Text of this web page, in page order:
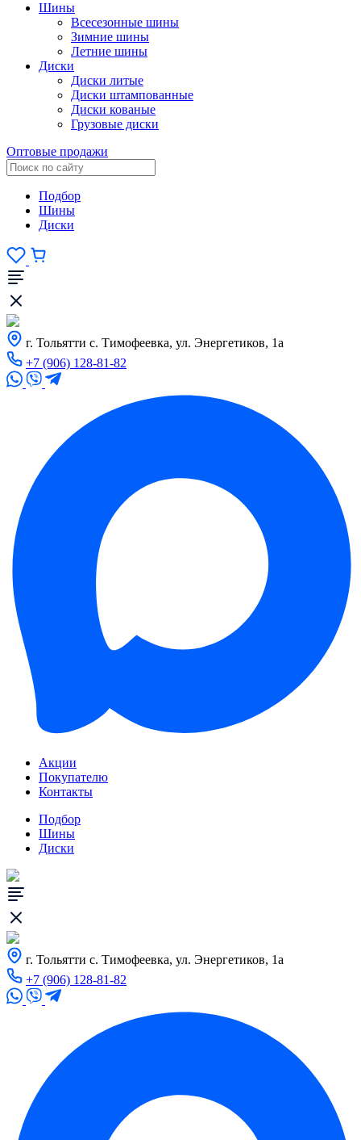
Шины
Всесезонные шины
Зимние шины
Летние шины
Диски
Диски литые
Диски штампованные
Диски кованые
Грузовые диски
Оптовые продажи
Подбор
Шины
Диски
г. Тольятти с. Тимофеевка, ул. Энергетиков, 1а
+7 (906) 128-81-82
Акции
Покупателю
Контакты
Подбор
Шины
Диски
г. Тольятти с. Тимофеевка, ул. Энергетиков, 1а
+7 (906) 128-81-82